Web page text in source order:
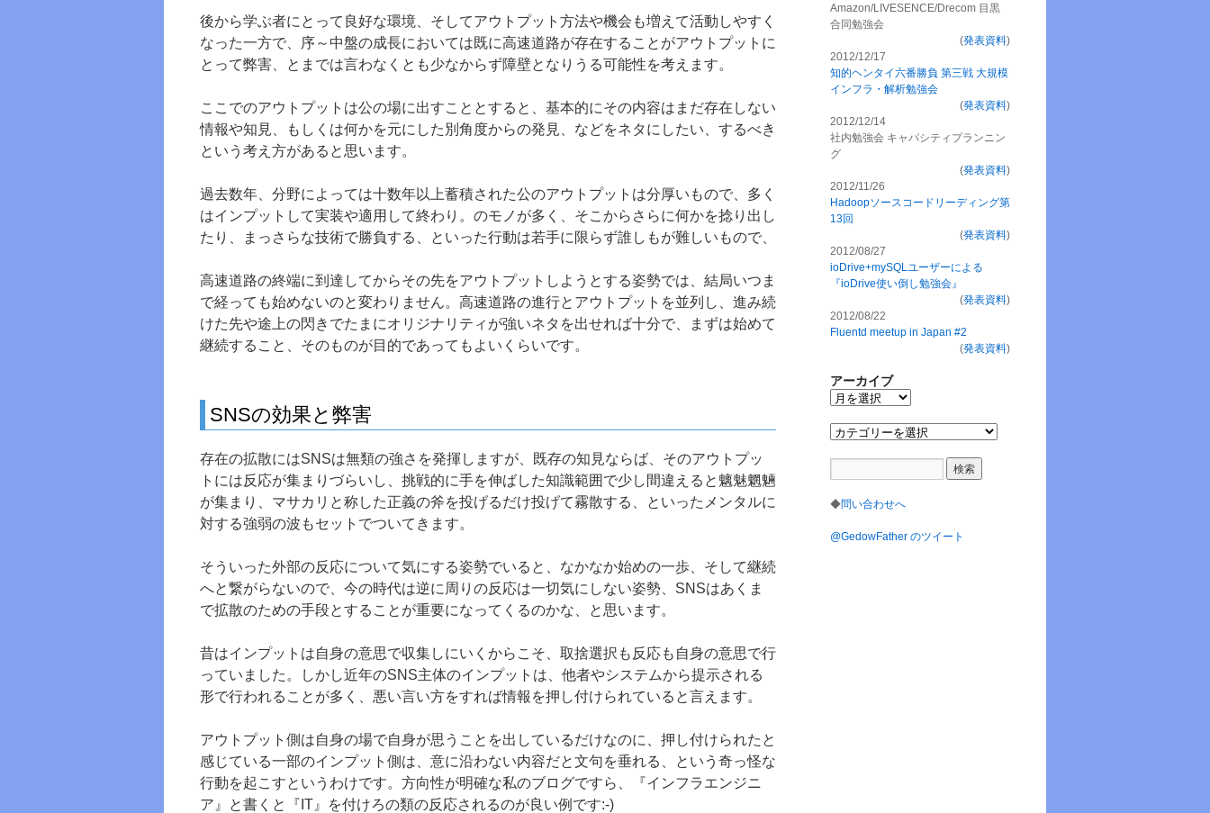
後から学ぶ者にとって良好な環境、そしてアウトプット方法や機会も増えて活動しやすく
なった一方で、序～中盤の成長においては既に高速道路が存在することがアウトプットに
とって弊害、とまでは言わなくとも少なからず障壁となりうる可能性を考えます。
ここでのアウトプットは公の場に出すこととすると、基本的にその内容はまだ存在しない
情報や知見、もしくは何かを元にした別角度からの発見、などをネタにしたい、するべき
という考え方があると思います。
過去数年、分野によっては十数年以上蓄積された公のアウトプットは分厚いもので、多く
はインプットして実装や適用して終わり。のモノが多く、そこからさらに何かを捻り出し
たり、まっさらな技術で勝負する、といった行動は若手に限らず誰しもが難しいもので、
高速道路の終端に到達してからその先をアウトプットしようとする姿勢では、結局いつま
で経っても始めないのと変わりません。高速道路の進行とアウトプットを並列し、進み続
けた先や途上の閃きでたまにオリジナリティが強いネタを出せれば十分で、まずは始めて
継続すること、そのものが目的であってもよいくらいです。
SNSの効果と弊害
存在の拡散にはSNSは無類の強さを発揮しますが、既存の知見ならば、そのアウトプッ
トには反応が集まりづらいし、挑戦的に手を伸ばした知識範囲で少し間違えると魑魅魍魎
が集まり、マサカリと称した正義の斧を投げるだけ投げて霧散する、といったメンタルに
対する強弱の波もセットでついてきます。
そういった外部の反応について気にする姿勢でいると、なかなか始めの一歩、そして継続
へと繋がらないので、今の時代は逆に周りの反応は一切気にしない姿勢、SNSはあくま
で拡散のための手段とすることが重要になってくるのかな、と思います。
昔はインプットは自身の意思で収集しにいくからこそ、取捨選択も反応も自身の意思で行
っていました。しかし近年のSNS主体のインプットは、他者やシステムから提示される
形で行われることが多く、悪い言い方をすれば情報を押し付けられていると言えます。
アウトプット側は自身の場で自身が思うことを出しているだけなのに、押し付けられたと
感じている一部のインプット側は、意に沿わない内容だと文句を垂れる、という奇っ怪な
行動を起こすというわけです。方向性が明確な私のブログですら、『インフラエンジニ
ア』と書くと『IT』を付けろの類の反応されるのが良い例です:-)
Amazon/LIVESENCE/Drecom 目黒
合同勉強会
(発表資料)
2012/12/17
知的ヘンタイ六番勝負 第三戦 大規模
インフラ・解析勉強会
(発表資料)
2012/12/14
社内勉強会 キャパシティプランニン
グ
(発表資料)
2012/11/26
Hadoopソースコードリーディング第
13回
(発表資料)
2012/08/27
ioDrive+mySQLユーザーによる
『ioDrive使い倒し勉強会』
(発表資料)
2012/08/22
Fluentd meetup in Japan #2
(発表資料)
アーカイブ
◆問い合わせへ
@GedowFather のツイート